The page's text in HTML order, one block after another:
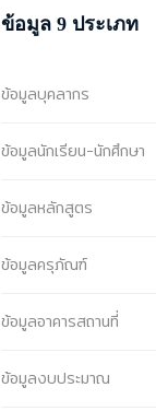
ข้อมูล 9 ประเภท
ข้อมูลบุคลากร
ข้อมูลนักเรียน-นักศึกษา
ข้อมูลหลักสูตร
ข้อมูลครุภัณฑ์
ข้อมูลอาคารสถานที่
ข้อมูลงบประมาณ